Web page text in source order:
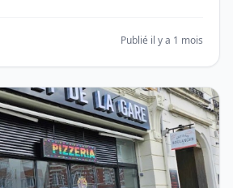
Publié il y a 1 mois